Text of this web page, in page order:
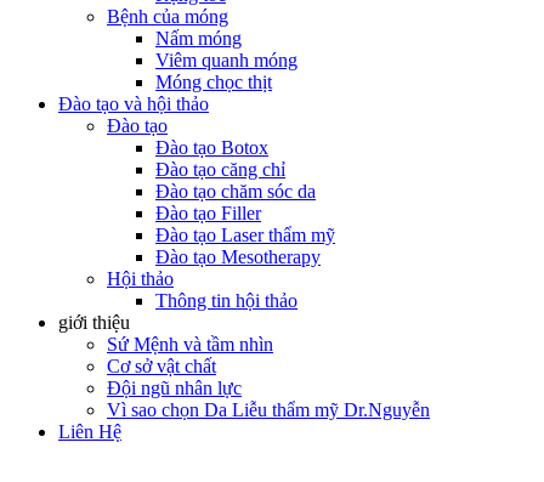
Bệnh của móng
Nấm móng
Viêm quanh móng
Móng chọc thịt
Đào tạo và hội thảo
Đào tạo
Đào tạo Botox
Đào tạo căng chỉ
Đào tạo chăm sóc da
Đào tạo Filler
Đào tạo Laser thẩm mỹ
Đào tạo Mesotherapy
Hội thảo
Thông tin hội thảo
giới thiệu
Sứ Mệnh và tầm nhìn
Cơ sở vật chất
Đội ngũ nhân lực
Vì sao chọn Da Liễu thẩm mỹ Dr.Nguyễn
Liên Hệ